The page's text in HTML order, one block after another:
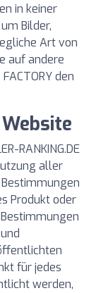
in keiner
Bilder,
Art von
auf andere
den
RANKING.DE
aller
Produkt oder
für jedes
werden,